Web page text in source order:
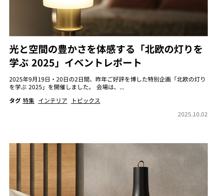
光と空間の豊かさを体感する「北欧の灯りを
学ぶ 2025」イベントレポート
2025年9月19日・20日の2日間、昨年ご好評を博した特別企画「北欧の灯り
を学ぶ 2025」を開催しました。 会場は、...
タグ 特集 インテリア
トピックス
2025.10.02